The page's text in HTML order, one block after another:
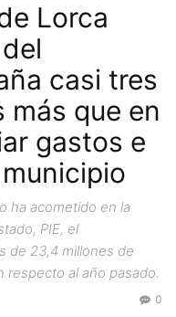
Lorca
casi tres
más que en
gastos e
ha acometido en la
PIE, el
de 23,4 millones de
respecto al año pasado.
0